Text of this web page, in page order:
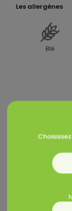
Les allergènes
Blé
Produits